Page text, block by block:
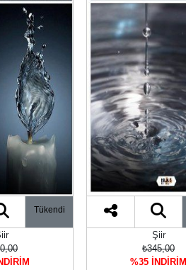
Tükendi
Şiir
₺345,00
%35 İNDİRİM